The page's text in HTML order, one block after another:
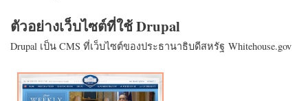
ตัวอย่างเว็บไซต์ที่ใช้ Drupal
Drupal เป็น CMS ที่เว็บไซต์ของประธานาธิบดีสหรัฐ Whitehouse.gov